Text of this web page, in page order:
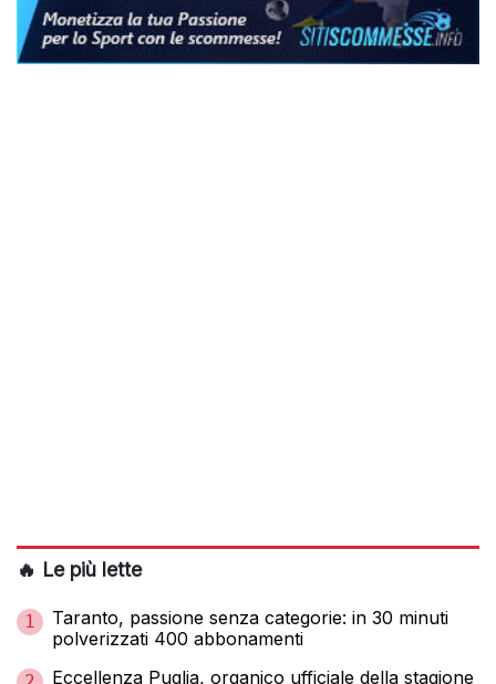
🔥 Le più lette
1
Taranto, passione senza categorie: in 30 minuti
polverizzati 400 abbonamenti
Eccellenza Puglia, organico ufficiale della stagione